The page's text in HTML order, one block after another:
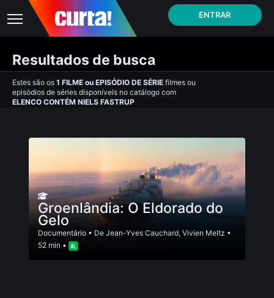
ENTRAR
Resultados de busca
Estes são os 1 FILME ou EPISÓDIO DE SÉRIE filmes ou
episódios de séries disponíveis no catálogo com
ELENCO CONTÉM NIELS FASTRUP
Groenlândia: O Eldorado do
Gelo
Documentário • De Jean-Yves Cauchard, Vivien Meltz •
52 min •